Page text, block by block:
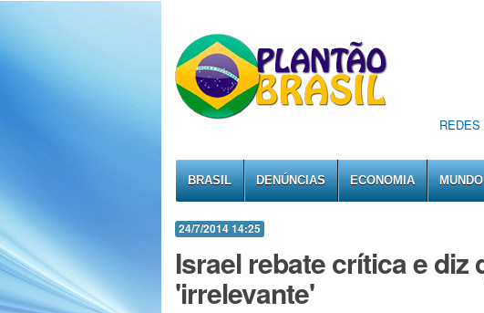
BRASIL DENÚNCIAS ECONOMIA MUNDO
24/7/2014 14:25
Israel rebate crítica e diz
'irrelevante'